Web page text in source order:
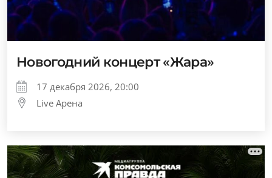
Новогодний концерт «Жара»
17 декабря 2026, 20:00
Live Арена